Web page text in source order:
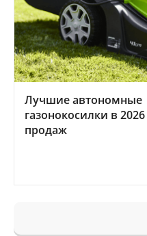
Лучшие автономные
газонокосилки в
продаж